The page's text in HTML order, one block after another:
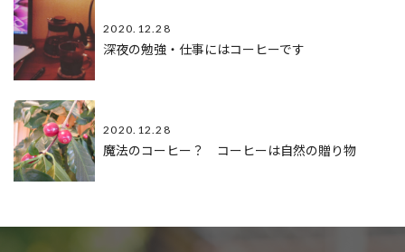
2020.12.28
深夜の勉強・仕事にはコーヒーです
2020.12.28
魔法のコーヒー？ コーヒーは自然の贈り物